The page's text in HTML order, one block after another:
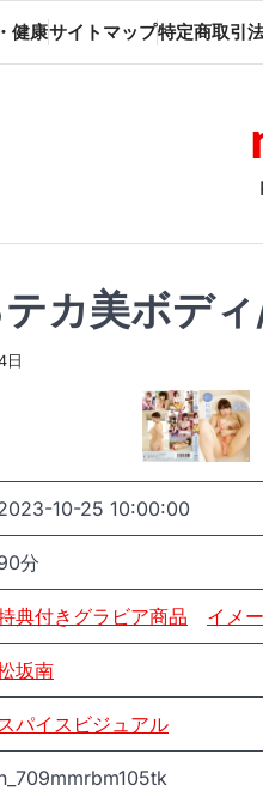
健康サイトマップ特定商取引
テカ美ボデ
日
10-25 10:00:00
分
典付きグラビア商品 イメ
坂南
パイスビジュアル